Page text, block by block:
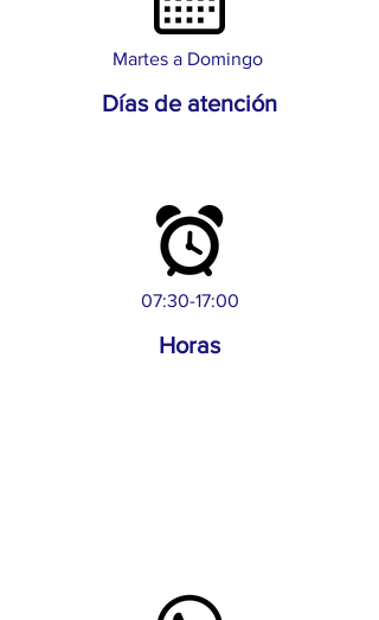
Martes a Domingo
Días de atención
07:30-17:00
Horas